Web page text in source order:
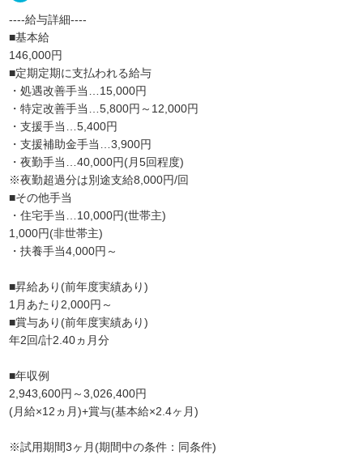
----給与詳細----
■基本給
146,000円
■定期定期に支払われる給与
・処遇改善手当…15,000円
・特定改善手当…5,800円～12,000円
・支援手当…5,400円
・支援補助金手当…3,900円
・夜勤手当…40,000円(月5回程度)
※夜勤超過分は別途支給8,000円/回
■その他手当
・住宅手当…10,000円(世帯主)
1,000円(非世帯主)
・扶養手当4,000円～
■昇給あり(前年度実績あり)
1月あたり2,000円～
■賞与あり(前年度実績あり)
年2回/計2.40ヵ月分
■年収例
2,943,600円～3,026,400円
(月給×12ヵ月)+賞与(基本給×2.4ヶ月)
※試用期間3ヶ月(期間中の条件：同条件)